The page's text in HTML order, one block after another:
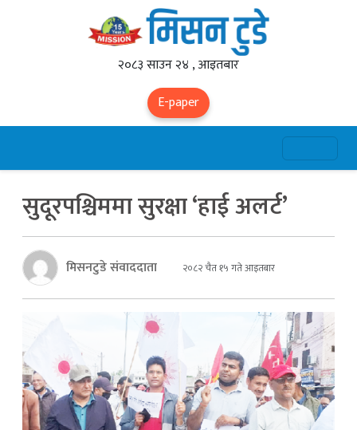
२०८३ साउन २४ , आइतबार
E-paper
सुदूरपश्चिममा सुरक्षा ‘हाई अलर्ट’
मिसनटुडे संवाददाता २०८२ चैत १५ गते आइतबार